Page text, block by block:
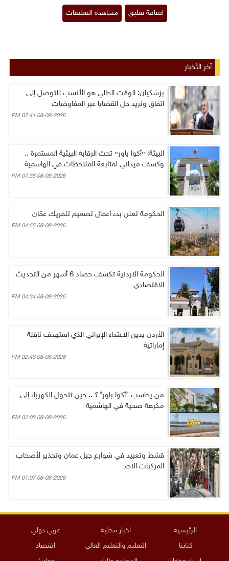
آخر الأخبار
بزشكيان: الوقت الحالي هو الأنسب للتوصل إلى
اتفاق ونريد حل القضايا عبر المفاوضات
08-08-2026 07:41 PM
البيئة: «أكوا باور» تحت الرقابة البيئية المستمرة ..
وكشف ميداني لمتابعة الملاحظات في الهاشمية
08-08-2026 07:38 PM
الحكومة تعلن بدء أعمال تصميم تلفريك عمّان
08-08-2026 04:55 PM
الحكومة الاردنية تكشف حصاد 6 أشهر من التحديث
الاقتصادي
08-08-2026 04:34 PM
الأردن يدين الاعتداء الإيراني الذي استهدف ناقلة
إماراتية
08-08-2026 02:48 PM
من يحاسب "أكوا باور"؟ .. حين تتحول الكهرباء إلى
مكرهة صحية في الهاشمية
08-08-2026 02:02 PM
قشط وتعبيد في شوارع جبل عمان وتحذير لأصحاب
المركبات الاحد
08-08-2026 01:07 PM
الرئيسية اخبار محلية
عربي دولي
كتابنا
التعليم والتعليم العالي
اقتصاد